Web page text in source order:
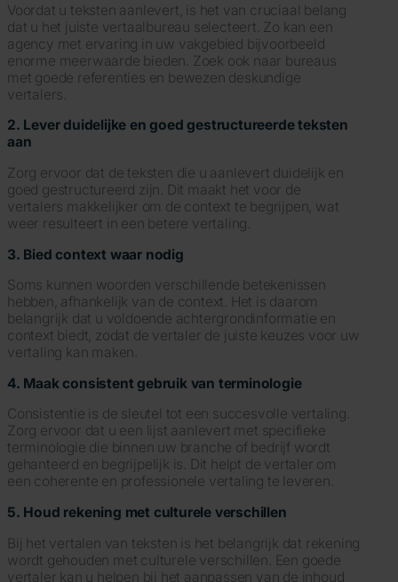
Voordat u teksten aanlevert, is het van cruciaal belang
dat u het juiste vertaalbureau selecteert. Zo kan een
agency met ervaring in uw vakgebied bijvoorbeeld
enorme meerwaarde bieden. Zoek ook naar bureaus
met goede referenties en bewezen deskundige
vertalers.
2. Lever duidelijke en goed gestructureerde teksten
aan
Zorg ervoor dat de teksten die u aanlevert duidelijk en
goed gestructureerd zijn. Dit maakt het voor de
vertalers makkelijker om de context te begrijpen, wat
weer resulteert in een betere vertaling.
3. Bied context waar nodig
Soms kunnen woorden verschillende betekenissen
hebben, afhankelijk van de context. Het is daarom
belangrijk dat u voldoende achtergrondinformatie en
context biedt, zodat de vertaler de juiste keuzes voor uw
vertaling kan maken.
4. Maak consistent gebruik van terminologie
Consistentie is de sleutel tot een succesvolle vertaling.
Zorg ervoor dat u een lijst aanlevert met specifieke
terminologie die binnen uw branche of bedrijf wordt
gehanteerd en begrijpelijk is. Dit helpt de vertaler om
een coherente en professionele vertaling te leveren.
5. Houd rekening met culturele verschillen
Bij het vertalen van teksten is het belangrijk dat rekening
wordt gehouden met culturele verschillen. Een goede
vertaler kan u helpen bij het aanpassen van de inhoud